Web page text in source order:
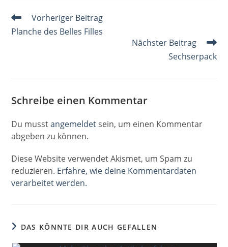
k
Weitere
Artikel
ansehen
Vorheriger Beitrag
Planche des Belles Filles
Nächster Beitrag
Sechserpack
Schreibe einen Kommentar
Du musstangemeldetsein, um einen Kommentar
abgeben zu können.
Diese Website verwendet Akismet, um Spam zu
reduzieren. Erfahre, wie deine Kommentardaten
verarbeitet werden.
DAS KÖNNTE DIR AUCH GEFALLEN